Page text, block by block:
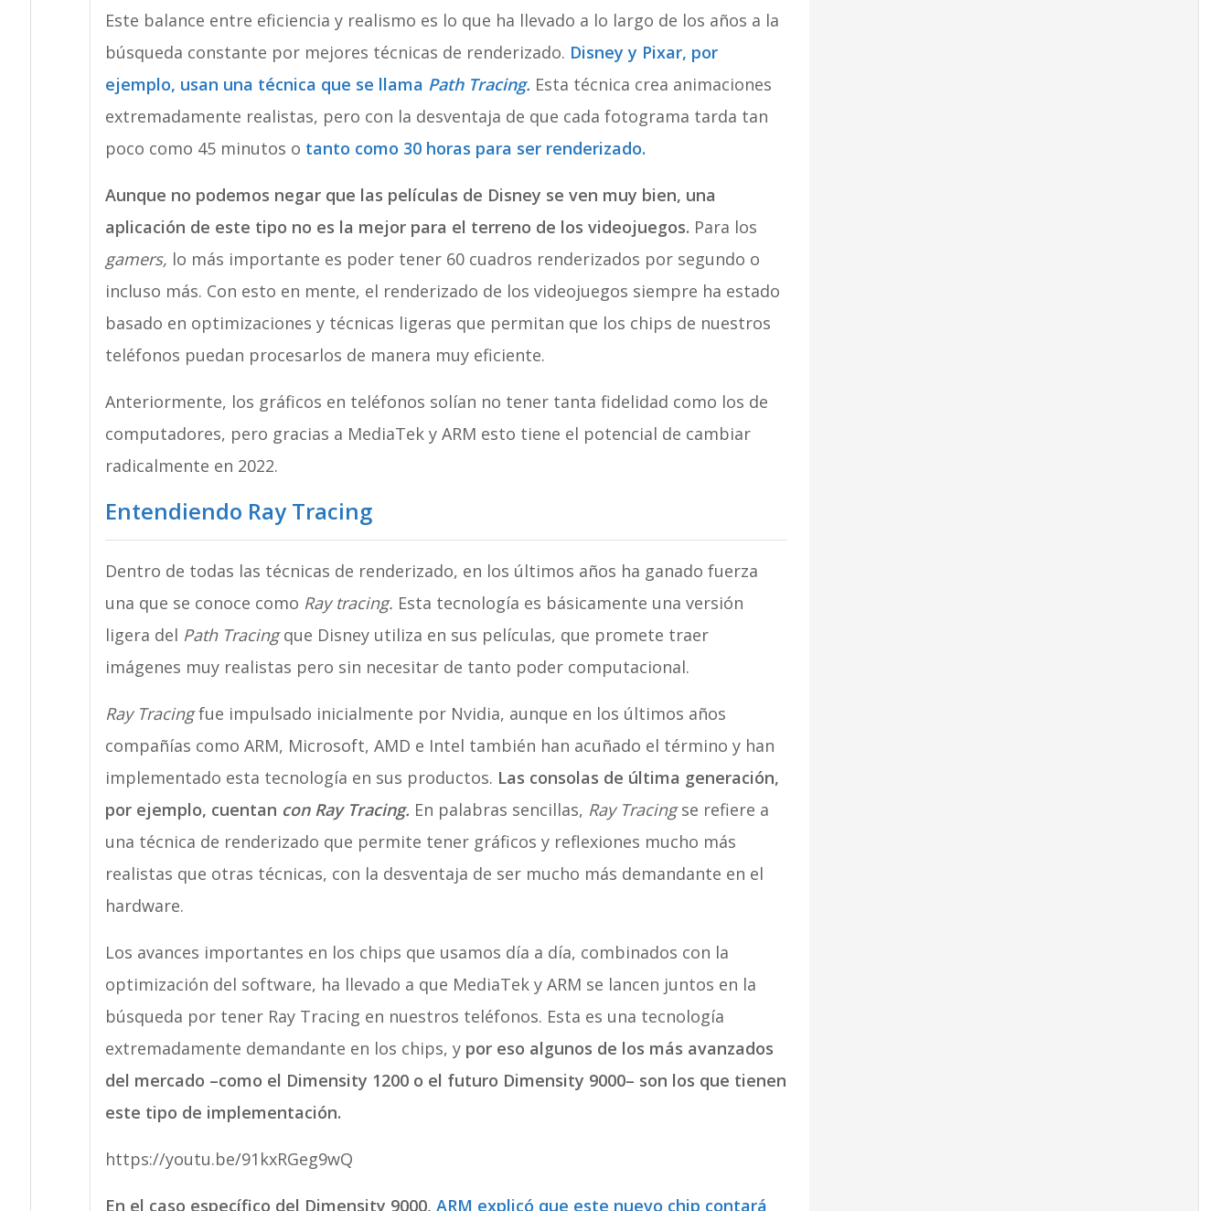
Este balance entre eficiencia y realismo es lo que ha llevado a lo largo de los años a la
búsqueda constante por mejores técnicas de renderizado. Disney y Pixar, por
ejemplo, usan una técnica que se llama Path Tracing. Esta técnica crea animaciones
extremadamente realistas, pero con la desventaja de que cada fotograma tarda tan
poco como 45 minutos o tanto como 30 horas para ser renderizado.
Aunque no podemos negar que las películas de Disney se ven muy bien, una
aplicación de este tipo no es la mejor para el terreno de los videojuegos. Para los
gamers, lo más importante es poder tener 60 cuadros renderizados por segundo o
incluso más. Con esto en mente, el renderizado de los videojuegos siempre ha estado
basado en optimizaciones y técnicas ligeras que permitan que los chips de nuestros
teléfonos puedan procesarlos de manera muy eficiente.
Anteriormente, los gráficos en teléfonos solían no tener tanta fidelidad como los de
computadores, pero gracias a MediaTek y ARM esto tiene el potencial de cambiar
radicalmente en 2022.
Entendiendo Ray Tracing
Dentro de todas las técnicas de renderizado, en los últimos años ha ganado fuerza
una que se conoce como Ray tracing. Esta tecnología es básicamente una versión
ligera del Path Tracingque Disney utiliza en sus películas, que promete traer
imágenes muy realistas pero sin necesitar de tanto poder computacional.
Ray Tracingfue impulsado inicialmente por Nvidia, aunque en los últimos años
compañías como ARM, Microsoft, AMD e Intel también han acuñado el término y han
implementado esta tecnología en sus productos. Las consolas de última generación,
por ejemplo, cuentan con Ray Tracing. En palabras sencillas, Ray Tracingse refiere a
una técnica de renderizado que permite tener gráficos y reflexiones mucho más
realistas que otras técnicas, con la desventaja de ser mucho más demandante en el
hardware.
Los avances importantes en los chips que usamos día a día, combinados con la
optimización del software, ha llevado a que MediaTek y ARM se lancen juntos en la
búsqueda por tener Ray Tracing en nuestros teléfonos. Esta es una tecnología
extremadamente demandante en los chips, y por eso algunos de los más avanzados
del mercado –como el Dimensity 1200 o el futuro Dimensity 9000– son los que tienen
este tipo de implementación.
https://youtu.be/91kxRGeg9wQ
En el caso específico del Dimensity 9000, ARM explicó que este nuevo chip contará